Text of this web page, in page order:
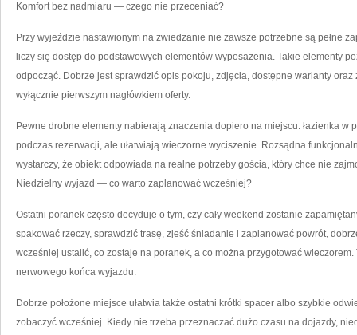
Komfort bez nadmiaru — czego nie przeceniać?
Przy wyjeździe nastawionym na zwiedzanie nie zawsze potrzebne są pełne
liczy się dostęp do podstawowych elementów wyposażenia. Takie elementy
odpocząć. Dobrze jest sprawdzić opis pokoju, zdjęcia, dostępne warianty
wyłącznie pierwszym nagłówkiem oferty.
Pewne drobne elementy nabierają znaczenia dopiero na miejscu. łazienka w
podczas rezerwacji, ale ułatwiają wieczorne wyciszenie. Rozsądna
wystarczy, że obiekt odpowiada na realne potrzeby gościa, który chce nie
Niedzielny wyjazd — co warto zaplanować wcześniej?
Ostatni poranek często decyduje o tym, czy cały weekend zostanie
spakować rzeczy, sprawdzić trasę, zjeść śniadanie i zaplanować powrót,
wcześniej ustalić, co zostaje na poranek, a co można przygotować
nerwowego końca wyjazdu.
Dobrze położone miejsce ułatwia także ostatni krótki spacer albo szybkie
zobaczyć wcześniej. Kiedy nie trzeba przeznaczać dużo czasu na dojazdy,